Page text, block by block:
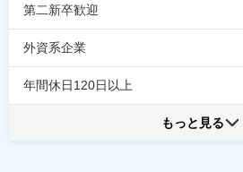
第二新卒歓迎
外資系企業
年間休日120日以上
もっと見る